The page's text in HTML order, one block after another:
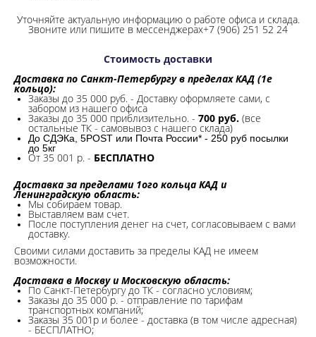
Уточняйте актуальную информацию о работе офиса и склада.
Звоните или пишите в мессенджерах+7 (906) 251 52 24
Стоимость доставки
Доставка по Санкт-Петербургу в пределах КАД (1е
кольцо):
Заказы до 35 000 руб. - Доставку оформляете сами, с
забором из нашего офиса
Заказы до 35 000 приблизительно. - 700 руб. (все
остальные ТК - самовывоз с нашего склада)
До СДЭКа, 5POST или Почта России* - 250 руб посылки
до 5кг
От 35 001 р. - БЕСПЛАТНО
Доставка за пределами 1ого кольца КАД и
Ленинградскую область:
Мы собираем товар.
Выставляем вам счет.
После поступления денег на счет, согласовываем с вами
доставку.
Своими силами доставить за пределы КАД не имеем
возможности.​
Доставка в Москву и Московскую область:
По Санкт-Петербургу до ТК - согласно условиям;
Заказы до 35 000 р. - отправление по тарифам
транспортных компаний;
Заказы 35 001р и более - доставка (в том числе адресная)
- БЕСПЛАТНО;